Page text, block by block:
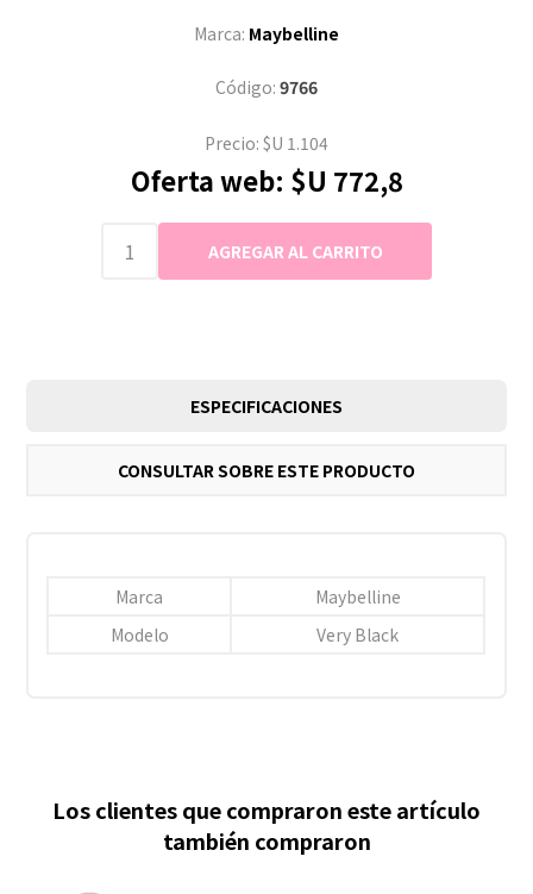
Marca: Maybelline
Código: 9766
Precio: $U 1.104
Oferta web: $U 772,8
ESPECIFICACIONES
CONSULTAR SOBRE ESTE PRODUCTO
Marca
Maybelline
Modelo
Very Black
Los clientes que compraron este artículo
también compraron